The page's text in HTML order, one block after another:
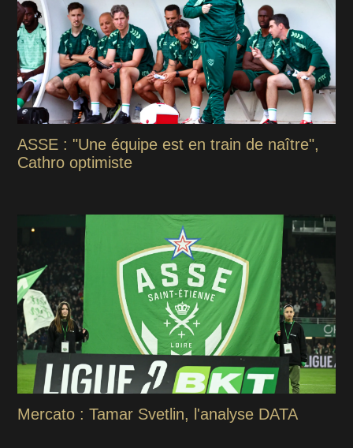
ASSE : "Une équipe est en train de naître",
Cathro optimiste
Mercato : Tamar Svetlin, l'analyse DATA